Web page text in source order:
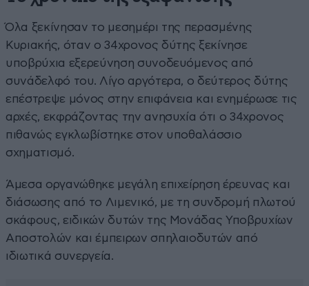
Όλα ξεκίνησαν το μεσημέρι της περασμένης
Κυριακής, όταν ο 34χρονος δύτης ξεκίνησε
υποβρύχια εξερεύνηση συνοδευόμενος από
συνάδελφό του. Λίγο αργότερα, ο δεύτερος δύτης
επέστρεψε μόνος στην επιφάνεια και ενημέρωσε τις
αρχές, εκφράζοντας την ανησυχία ότι ο 34χρονος
πιθανώς εγκλωβίστηκε στον υποθαλάσσιο
σχηματισμό.
Άμεσα οργανώθηκε μεγάλη επιχείρηση έρευνας και
διάσωσης από το Λιμενικό, με τη συνδρομή πλωτού
σκάφους, ειδικών δυτών της Μονάδας Υποβρυχίων
Αποστολών και έμπειρων σπηλαιοδυτών από
ιδιωτικά συνεργεία.